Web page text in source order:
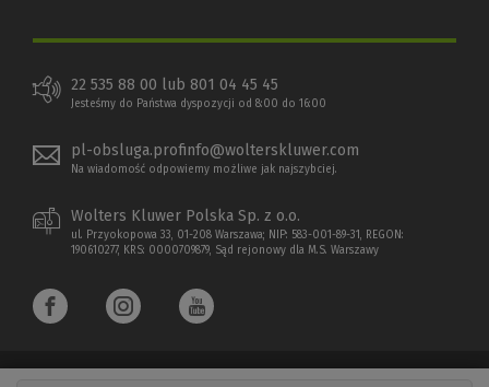
22 535 88 00 lub 801 04 45 45
Jesteśmy do Państwa dyspozycji od 8:00 do 16:00
pl-obsluga.profinfo@wolterskluwer.com
Na wiadomość odpowiemy możliwe jak najszybciej.
Wolters Kluwer Polska Sp. z o.o.
ul. Przyokopowa 33, 01-208 Warszawa; NIP: 583-001-89-31, REGON:
190610277, KRS: 0000709879, Sąd rejonowy dla M.S. Warszawy